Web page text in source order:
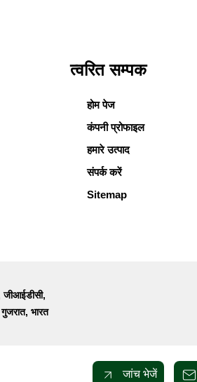
त्वरित सम्पक
होम पेज
कंपनी प्रोफाइल
हमारे उत्पाद
संपर्क करें
Sitemap
जीआईडीसी,
भारत
जांच भेजें